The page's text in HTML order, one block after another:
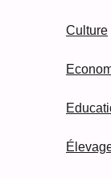
Culture